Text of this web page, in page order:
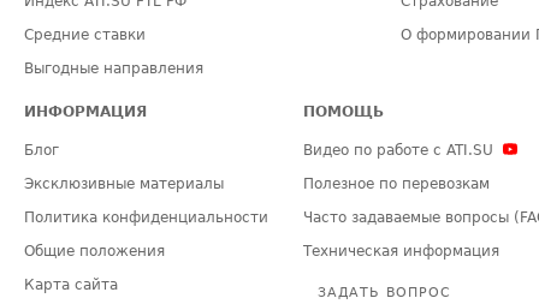
Средние ставки
Выгодные направления
О формировании
ИНФОРМАЦИЯ
Блог
Эксклюзивные материалы
Политика конфиденциальности
Общие положения
Карта сайта
ПОМОЩЬ
Видео по работе с ATI.SU
Полезное по перевозкам
Часто задаваемые вопросы
Техническая информация
ЗАДАТЬ ВОПРОС